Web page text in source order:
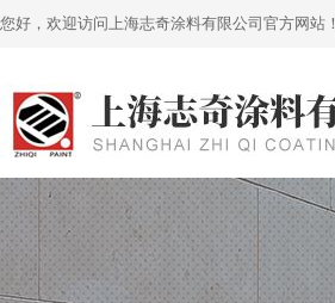
您好，欢迎访问上海志奇涂料有限公司官方网站！